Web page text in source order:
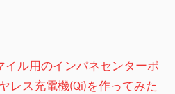
イル用のインパネセンターポ
レス充電機(Qi)を作ってみた